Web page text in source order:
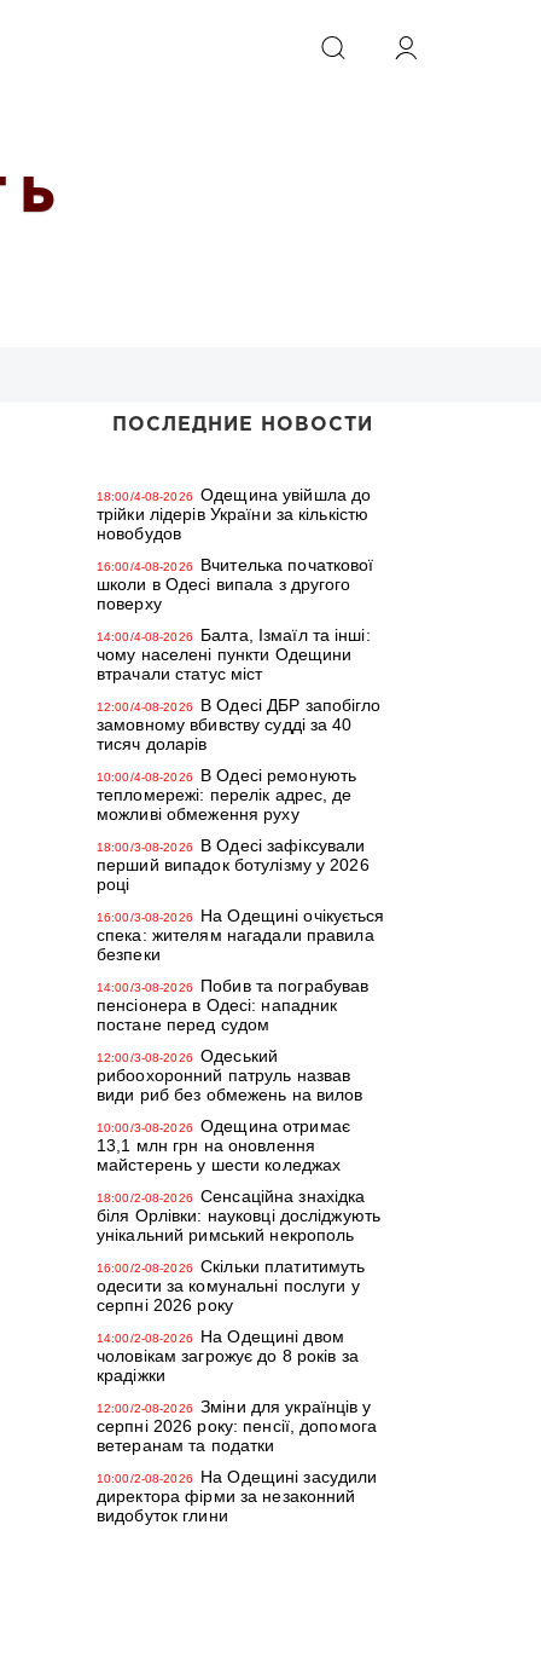
ИСКАТЬ
Ь
ПОСЛЕДНИЕ НОВОСТИ
18:00/4-08-2026
Одещина увійшла до
трійки лідерів України за кількістю
новобудов
16:00/4-08-2026
Вчителька початкової
школи в Одесі випала з другого
поверху
14:00/4-08-2026
Балта, Ізмаїл та інші:
чому населені пункти Одещини
втрачали статус міст
12:00/4-08-2026
В Одесі ДБР запобігло
замовному вбивству судді за 40
тисяч доларів
10:00/4-08-2026
В Одесі ремонують
тепломережі: перелік адрес, де
можливі обмеження руху
18:00/3-08-2026
В Одесі зафіксували
перший випадок ботулізму у 2026
році
16:00/3-08-2026
На Одещині очікується
спека: жителям нагадали правила
безпеки
14:00/3-08-2026
Побив та пограбував
пенсіонера в Одесі: нападник
постане перед судом
12:00/3-08-2026
Одеський
рибоохоронний патруль назвав
види риб без обмежень на вилов
10:00/3-08-2026
Одещина отримає
13,1 млн грн на оновлення
майстерень у шести коледжах
18:00/2-08-2026
Сенсаційна знахідка
біля Орлівки: науковці досліджують
унікальний римський некрополь
16:00/2-08-2026
Скільки платитимуть
одесити за комунальні послуги у
серпні 2026 року
14:00/2-08-2026
На Одещині двом
чоловікам загрожує до 8 років за
крадіжки
12:00/2-08-2026
Зміни для українців у
серпні 2026 року: пенсії, допомога
ветеранам та податки
10:00/2-08-2026
На Одещині засудили
директора фірми за незаконний
видобуток глини